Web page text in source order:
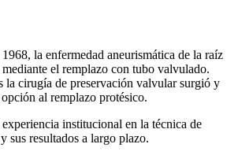
la enfermedad aneurismática de la raíz
el remplazo con tubo valvulado.
la cirugía de preservación valvular surgió y
al remplazo protésico.
institucional en la técnica de
sus resultados a largo plazo.